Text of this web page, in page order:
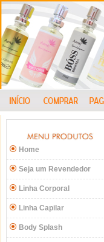
Home
Seja um Revendedor
Linha Corporal
Linha Capilar
Body Splash